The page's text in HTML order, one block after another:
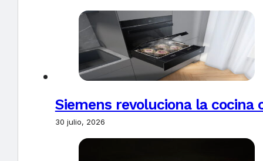
Siemens revoluciona la
30 julio, 2026